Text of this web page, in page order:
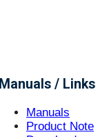
Manuals / Links
Manuals
Product Note